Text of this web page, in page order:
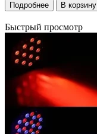
Подробнее В корзину
Быстрый просмотр